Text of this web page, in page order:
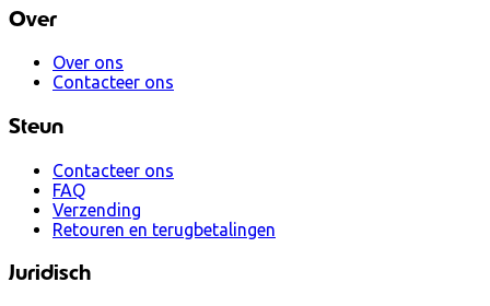
Over
Over ons
Contacteer ons
Steun
Contacteer ons
FAQ
Verzending
Retouren en terugbetalingen
Juridisch